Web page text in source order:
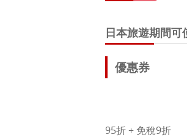
日本旅遊期間可
優惠券
95折 + 免稅9折